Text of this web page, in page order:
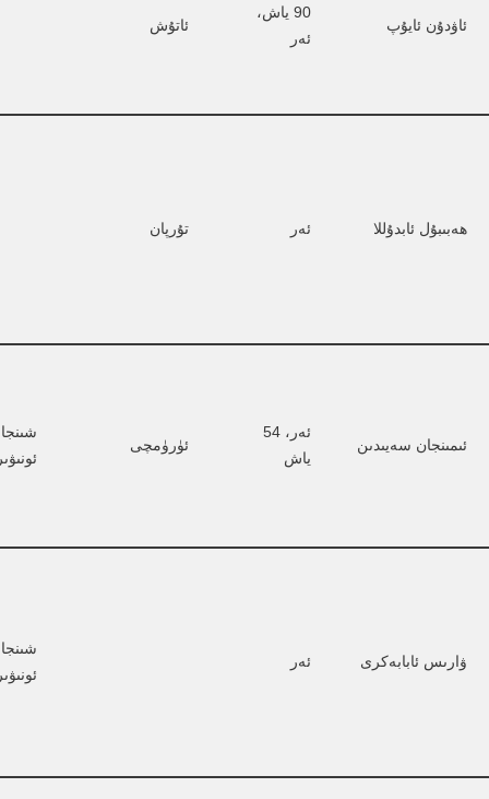
ئاۋدۇن ئايۇپ
90 ياش،
ئەر
ئاتۇش
ھەبىبۇل ئابدۇللا ئەر تۇرپان
ئىمىنجان سەيىدىن
ياش
ئۈرۈمچى
ۋارىس ئابابەكرى ئەر